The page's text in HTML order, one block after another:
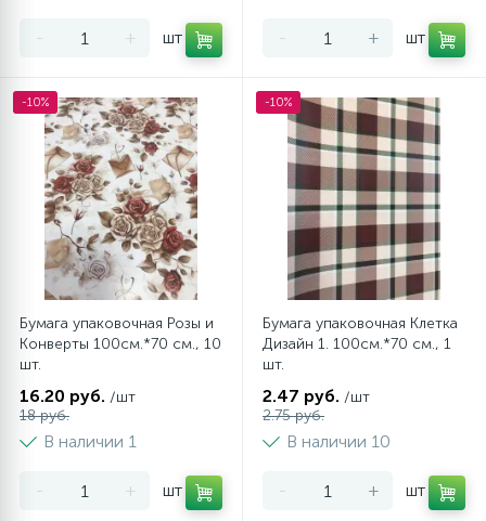
- + шт - + шт
-10%
Бумага упаковочная Розы и
Конверты 100см.*70 см., 10
шт.
16.20 руб. /шт
18 руб.
В наличии 1
- + шт
-10%
Бумага упаковочная Клетка
Дизайн 1. 100см.*70 см., 1
шт.
2.47 руб. /шт
2.75 руб.
В наличии 10
- + шт